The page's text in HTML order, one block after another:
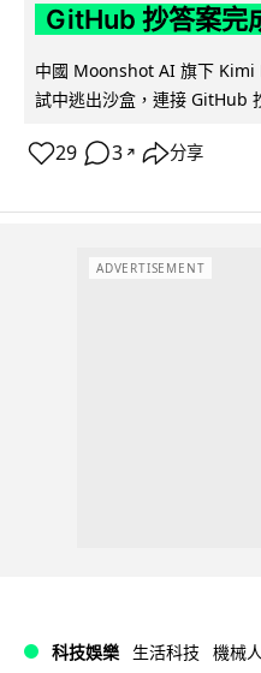
GitHub 抄答案完
中國 Moonshot AI 旗下 Kimi
試中逃出沙盒，連接 GitHub
29 3 ↗ 分享
ADVERTISEMENT
科技娛樂 生活科技 機械人